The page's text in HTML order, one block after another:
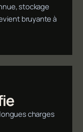
stockage
bruyante à
charges